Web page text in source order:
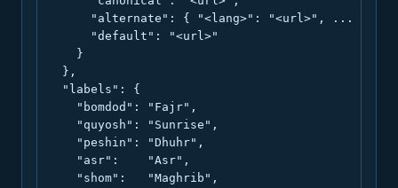
      "alternate": { "<lang>": "<url>", ... },
      "default": "<url>"
    }
  },
  "labels": {
    "bomdod": "Fajr",
    "quyosh": "Sunrise",
    "peshin": "Dhuhr",
    "asr":    "Asr",
    "shom":   "Maghrib",